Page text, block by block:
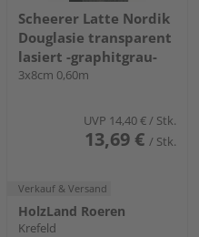
Scheerer Latte Nordik
Douglasie transparent
lasiert -graphitgrau-
3x8cm 0,60m
UVP 14,40 €/ Stk.
13,69 € / Stk.
Verkauf & Versand
HolzLand Roeren
Krefeld